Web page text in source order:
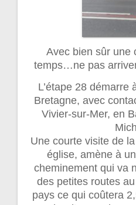
Avec bien sûr une
temps…ne pas
L’étape 28 démarre
Bretagne, avec
Vivier-sur-Mer, en
Une courte visite de
église, amène à
cheminement qui va
des petites routes
pays ce qui coûtera